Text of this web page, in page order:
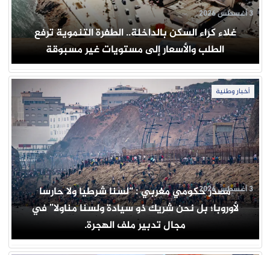
غلاء كراء السكن بالداخلة.. الطفرة التنموية ترفع
الطلب والأسعار إلى مستويات غير مسبوقة
3 أغسطس 2026
أخبار وطنية
مصدر حكومي مغربي : “لسنا شرطيا ولا حارسا
لأوروبا؛ بل نحن شريك ذو سيادة ولسنا مناولا” في
مجال تدبير ملف الهجرة.
3 أغسطس 2026